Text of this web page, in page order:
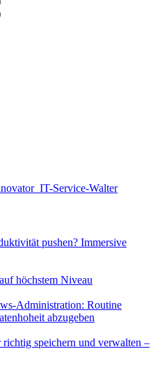
pushen? Immersive
höchstem Niveau
Administration: Routine
abzugeben
speichern und verwalten –